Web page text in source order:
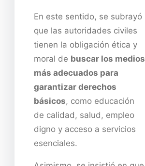
En este sentido, se subrayó
que las autoridades civiles
tienen la obligación ética y
moral de buscar los medios
más adecuados para
garantizar derechos
básicos, como educación
de calidad, salud, empleo
digno y acceso a servicios
esenciales.